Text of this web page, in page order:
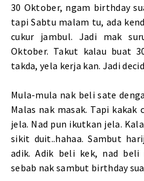
30 Oktober, ngam birthday
tapi Sabtu malam tu, ada
cukur jambul. Jadi mak
Oktober. Takut kalau buat
takda, yela kerja kan. Jadi
Mula-mula nak beli sate
Malas nak masak. Tapi kakak
jela. Nad pun ikutkan jela.
sikit duit..hahaa. Sambut
adik. Adik beli kek, nad beli
sebab nak sambut birthday